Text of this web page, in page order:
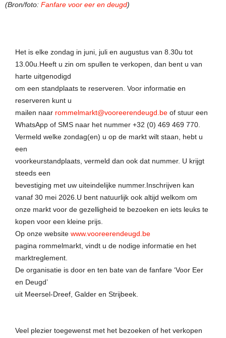
(Bron/foto: Fanfare voor eer en deugd)
Het is elke zondag in juni, juli en augustus van 8.30u tot
13.00u.Heeft u zin om spullen te verkopen, dan bent u van
harte uitgenodigd
om een standplaats te reserveren. Voor informatie en
reserveren kunt u
mailen naar rommelmarkt@vooreerendeugd.be of stuur een
WhatsApp of SMS naar het nummer +32 (0) 469 469 770.
Vermeld welke zondag(en) u op de markt wilt staan, hebt u
een
voorkeurstandplaats, vermeld dan ook dat nummer. U krijgt
steeds een
bevestiging met uw uiteindelijke nummer.Inschrijven kan
vanaf 30 mei 2026.U bent natuurlijk ook altijd welkom om
onze markt voor de gezelligheid te bezoeken en iets leuks te
kopen voor een kleine prijs.
Op onze website www.vooreerendeugd.be
pagina rommelmarkt, vindt u de nodige informatie en het
marktreglement.
De organisatie is door en ten bate van de fanfare ‘Voor Eer
en Deugd’
uit Meersel-Dreef, Galder en Strijbeek.
Veel plezier toegewenst met het bezoeken of het verkopen